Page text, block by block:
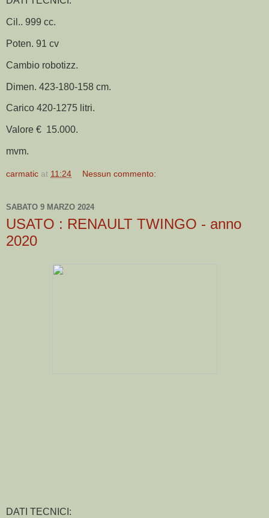
Cil.. 999 cc.
Poten. 91 cv
Cambio robotizz.
Dimen. 423-180-158 cm.
Carico 420-1275 litri.
Valore € 15.000.
mvm.
carmatic at 11:24 Nessun commento:
SABATO 9 MARZO 2024
USATO : RENAULT TWINGO - anno
2020
DATI TECNICI: